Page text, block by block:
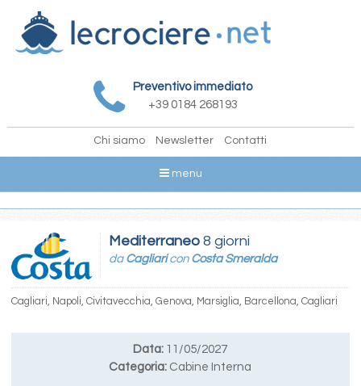
Preventivo immediato
+39 0184 268193
Chi siamo Newsletter Contatti
menu
Mediterraneo8 giorni
da Cagliaricon Costa Smeralda
Cagliari, Napoli, Civitavecchia, Genova, Marsiglia, Barcellona, Cagliari
Data: 11/05/2027
Categoria: Cabine Interna